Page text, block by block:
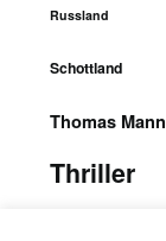
Russland
Schottland
Thomas Mann
Thriller